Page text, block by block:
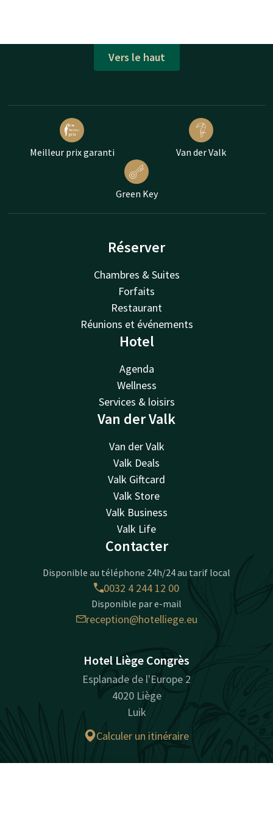
Vers le haut
Meilleur prix garanti Van der Valk
Green Key
Réserver
Chambres & Suites
Forfaits
Restaurant
Réunions et événements
Hotel
Agenda
Wellness
Services & loisirs
Van der Valk
Van der Valk
Valk Deals
Valk Giftcard
Valk Store
Valk Business
Valk Life
Contacter
Disponible au téléphone 24h/24 au tarif local
0032 4 244 12 00
Disponible par e-mail
reception@hotelliege.eu
Hotel Liège Congrès
Esplanade de l'Europe 2
4020 Liège
Luik
Calculer un itinéraire